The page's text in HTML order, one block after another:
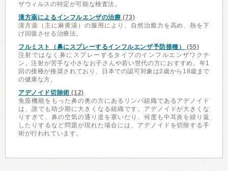
ザウィルスの特定が可能な検査法。
漢方薬によるインフルエンザの治療 (73)
漢方薬（主に麻黄湯）の服用により、自然治癒力を高め、熱を下
げ回復させる治療法。
フルミスト（鼻にスプレーするインフルエンザ予防接種）
(55)
注射ではなく鼻にスプレーするタイプのインフルエンザワクチ
ン。注射が苦手な小さなお子さんや若い世代の方におすすめ。年1
回の接種が推奨されており、日本での認可対象は2歳から18歳まで
の健康な方。
アデノイド切除術 (12)
免疫機能をもった鼻の奥の方にあるリンパ組織であるアデノイド
は、誰でも幼少期に大きくなる組織です。アデノイドが大きくな
りすぎて、鼻の空気の通り道を塞いだり、何度も中耳炎を繰り返
したりするなど問題が現れた場合には、アデノイドを切除する手
術が行われています。